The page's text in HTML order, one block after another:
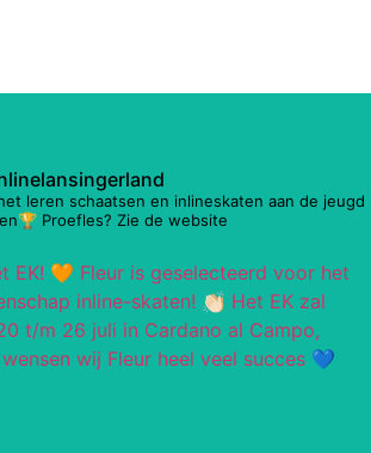
leren schaatsen en inlineskaten aan de jeugd
Proefles? Zie de website